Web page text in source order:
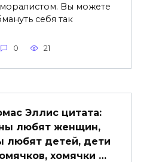
Вы можете
себя так
0 21
Эллис цитата:
любят женщин,
любят детей, дети
хомячки …